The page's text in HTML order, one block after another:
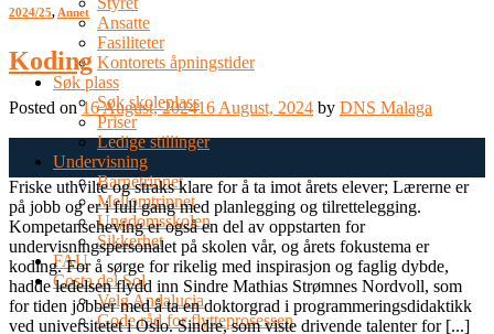
Ansatte
Fasiliteter
Kontorets åpningstider
Søk plass
Søk skoleplass
Priser
Ledige stillinger
Undervisning
Barnetrinnet
Mellomtrinnet
Ungdomsskolen
Sikkerhet
FAU
Costa del Sol
Velg Andalucia
Gode råd for flytteprosessen
2024/25,Annet
Koding
Posted on16 August, 202416 August, 2024 by DNS Malaga
Aug
Friske uthvilte og straks klare for å ta imot årets elever; Lærerne er
på jobb og er i full gang med planlegging og tilrettelegging.
Kompetanseheving er også en del av oppstarten for
undervisningspersonalet på skolen vår, og årets fokustema er
koding. For å sørge for rikelig med inspirasjon og faglig dybde,
hadde ledelsen flydd inn Sindre Mathias Strømnes Nordvoll, som
for tiden jobber med å ta en doktorgrad i programmeringsdidaktikk
ved universitetet i Oslo. Sindre, som viste drivende talenter for [...]